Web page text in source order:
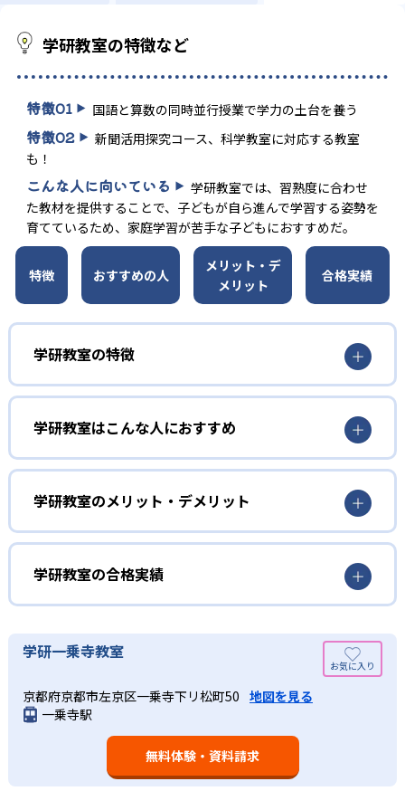
学研教室の特徴など
特徴01 国語と算数の同時並行授業で学力の土台を養う
特徴02
新聞活用探究コース、科学教室に対応する教室
も！
こんな人に向いている
学研教室では、習熟度に合わせ
た教材を提供することで、子どもが自ら進んで学習する姿勢を
育てているため、家庭学習が苦手な子どもにおすすめだ。
特徴 おすすめの人
メリット・デ
メリット
合格実績
学研教室の特徴
01
3歳から高校生まで「無学年方式」で個別指導
学研教室は、0･1･2歳から高校生までを対象として個別指導
解度を最優先して学習を進める「無学年方式」を採用して
いることが特徴だ。この「無学年方式」では、生徒が個々
のペースで学習することができるため、一度立ち止まって
わからないところをしっかり学習したり、余裕がある場合
はどんどん先取り学習を進めたりすることも可能である。
02
生徒それぞれに最適化された学習計画を設計
学研教室の個別指導では、生徒一人ひとりの学力／適性を
しっかり把握した上で学習の出発点を定め、生徒に最適化
された学習計画を設計する。また、生徒それぞれに最適な
教材を提供すると共に、適切なアドバイスも実施。少しず
つレベルアップするスモールステップの教材となっている
ので、つまずくことなく、無理なく無駄なく学習ができ
学研教室はこんな人におすすめ
勉強全体の底力を上げたい人向け
学研教室は、生徒の「わかった！」を重視する形で個別指
導を行っている。無理なく学習を進められるよう「無学年
方式」を採用しており、わからない問題がある場合は立ち
止まってじっくりと学習することができる。また、覚えた
知識の量などで測りやすい「見える力」だけでなく、学習
に向いている。
算数（数学）と国語の基礎力を上げたい人向け
学研教室では、算数（数学）と国語を全ての教科の基礎に
なるものと考え、その指導を重視している。算数（数学）
では筋道を立てて考える力の育成を、国語では全ての学力
の土台となる「読む力」「書く力」の育成に力を入れてい
る。また、この2教科を切り離さず、くり返し学習と毎日の
学研教室のメリット・デメリット
学研教室の合格実績
学研教室の合格実績は、公式サイトでは公開されていな
学研一乗寺教室
京都府京都市左京区一乗寺下リ松町50 地図を見る
一乗寺駅
無料体験・資料請求